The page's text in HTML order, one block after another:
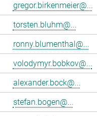
gregor.birkenmeier@...
torsten.bluhm@...
ronny.blumenthal@...
volodymyr.bobkov@...
alexander.bock@...
stefan.bogen@...